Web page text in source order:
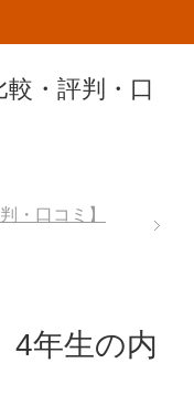
・評判・口
・口コミ】
4年生の内